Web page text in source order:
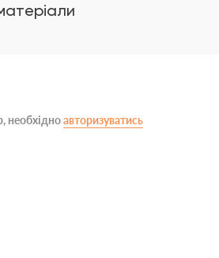
необхідноавторизуватись